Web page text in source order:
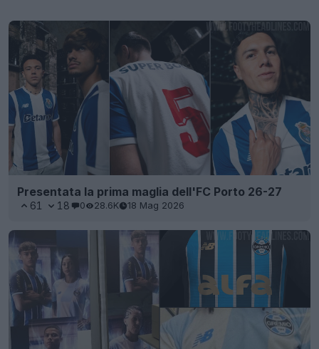
Presentata la prima maglia dell'FC Porto 26-27
61 18 0 28.6K 18 Mag 2026